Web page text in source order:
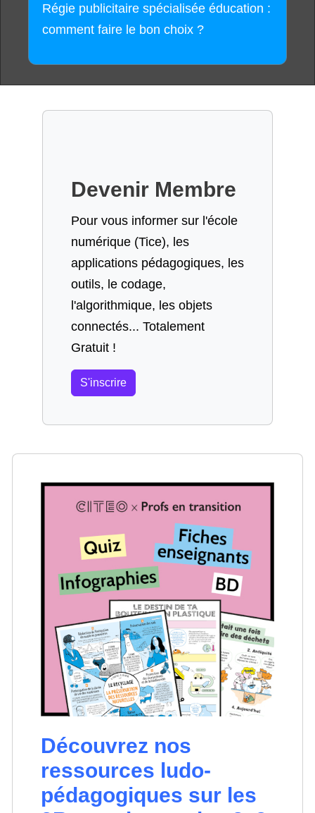
Régie publicitaire spécialisée éducation :
comment faire le bon choix ?
Devenir Membre
Pour vous informer sur l'école
numérique (Tice), les
applications pédagogiques, les
outils, le codage,
l'algorithmique, les objets
connectés... Totalement
Gratuit !
S'inscrire
Découvrez nos
ressources ludo-
pédagogiques sur les